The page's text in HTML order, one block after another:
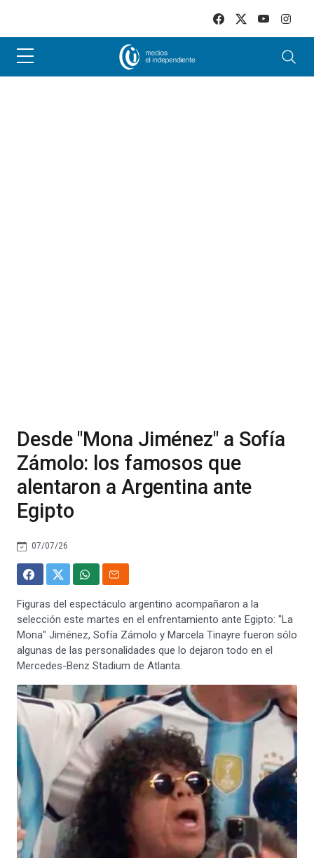
Desde "Mona Jiménez" a Sofía
Zámolo: los famosos que
alentaron a Argentina ante
Egipto
07/07/26
Figuras del espectáculo argentino acompañaron a la
selección este martes en el enfrentamiento ante Egipto: "La
Mona" Jiménez, Sofía Zámolo y Marcela Tinayre fueron sólo
algunas de las personalidades que lo dejaron todo en el
Mercedes-Benz Stadium de Atlanta.